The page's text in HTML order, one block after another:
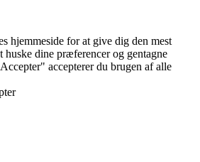
hjemmeside for at give dig den mest
huske dine præferencer og gentagne
accepterer du brugen af ​​alle